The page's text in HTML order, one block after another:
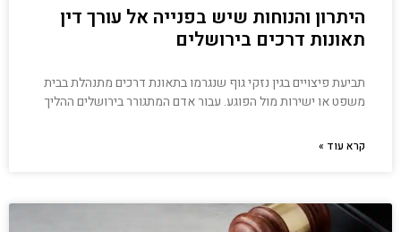
היתרון והנוחות שיש בפנייה אל עורך דין
תאונות דרכים בירושלים
תביעת פיצויים בגין נזקי גוף שנגרמו בתאונת דרכים מתנהלת בבית
משפט או ישירות מול הפוגע. עבור אדם המתגורר בירושלים ההליך
קרא עוד »